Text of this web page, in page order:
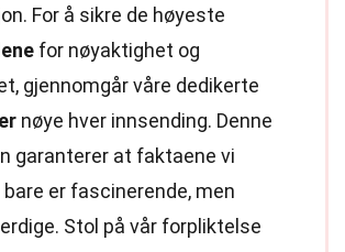
For å sikre de høyeste
for nøyaktighet og
gjennomgår våre dedikerte
nøye hver innsending. Denne
garanterer at faktaene vi
bare er fascinerende, men
Stol på vår forpliktelse